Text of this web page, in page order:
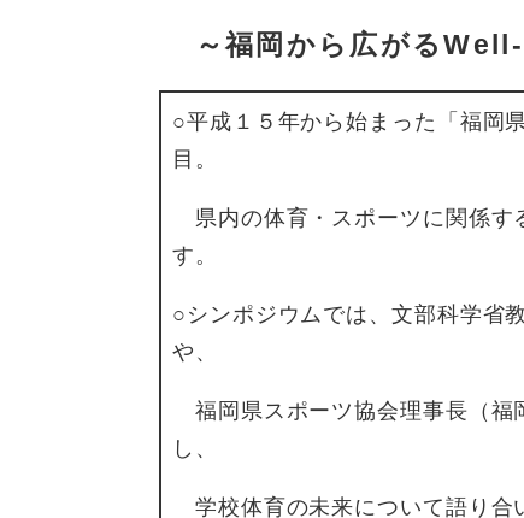
～福岡から広がる
○平成１５年から始まった「福岡
目。
県内の体育・スポーツに関係す
す。
○シンポジウムでは、文部科学省
や、
福岡県スポーツ協会理事長（福
し、
学校体育の未来について語り合